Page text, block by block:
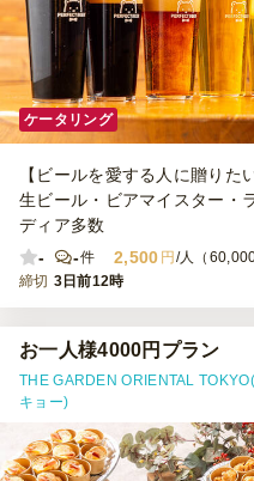
ケータリング
【ビールを愛する人に贈り
生ビール・ビアマイスター・
ディア多数
-
-件 2,500 円/人（60,000
締切 3日前12時
お一人様4000円プラン
THE GARDEN ORIENTAL
キョー)